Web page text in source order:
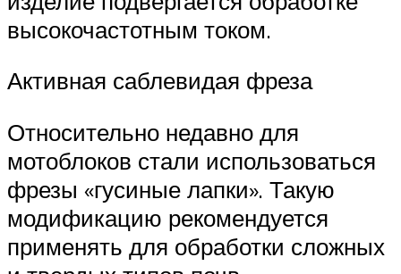
высокочастотным током.
Активная саблевидая фреза
Относительно недавно для
мотоблоков стали использоваться
фрезы «гусиные лапки». Такую
модификацию рекомендуется
применять для обработки сложных